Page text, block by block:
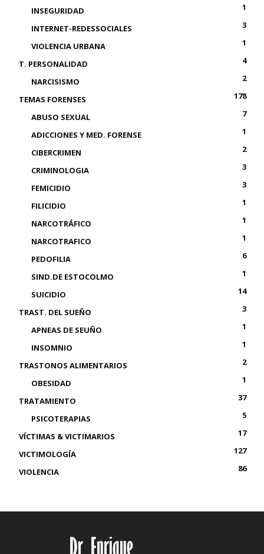
INSEGURIDAD
1
INTERNET-REDESSOCIALES
3
VIOLENCIA URBANA
1
T. PERSONALIDAD
4
NARCISISMO
2
TEMAS FORENSES
178
ABUSO SEXUAL
7
ADICCIONES Y MED. FORENSE
1
CIBERCRIMEN
2
CRIMINOLOGIA
3
FEMICIDIO
3
FILICIDIO
1
NARCOTRÁFICO
1
NARCOTRAFICO
1
PEDOFILIA
6
SIND.DE ESTOCOLMO
1
SUICIDIO
14
TRAST. DEL SUEÑO
3
APNEAS DE SEUÑO
1
INSOMNIO
1
TRASTONOS ALIMENTARIOS
2
OBESIDAD
1
TRATAMIENTO
37
PSICOTERAPIAS
5
VÍCTIMAS & VICTIMARIOS
17
VICTIMOLOGÍA
127
VIOLENCIA
86